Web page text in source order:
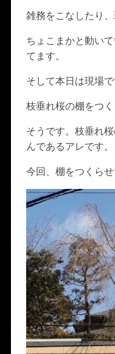
雑務をこなしたり、
ちょこまかと動い
てます。
そして本日は現場で
枝垂れ桜の棚をつく
そうです。枝垂れ
んであるアレです。
今回、棚をつくら